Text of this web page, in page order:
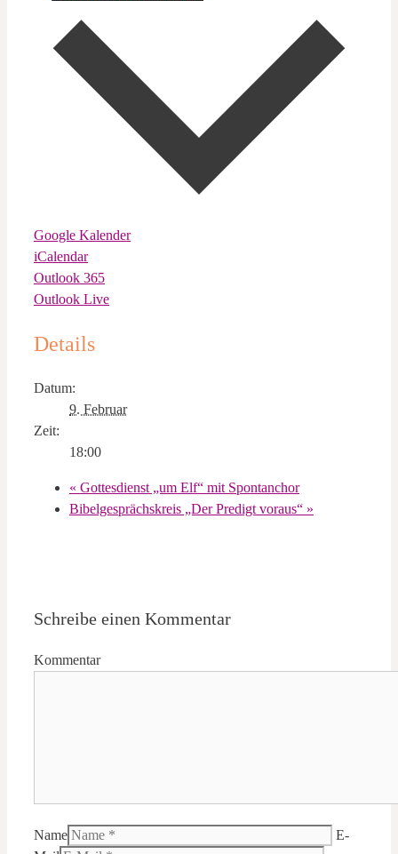
Google Kalender
iCalendar
Outlook 365
Outlook Live
Details
Datum:
9. Februar
Zeit:
18:00
« Gottesdienst „um Elf“ mit Spontanchor
Bibelgesprächskreis „Der Predigt voraus“ »
Schreibe einen Kommentar
Kommentar
Name
E-